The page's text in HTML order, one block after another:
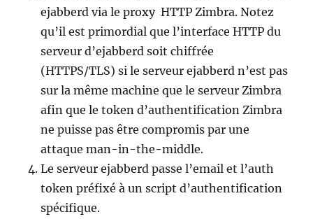
ejabberd via le proxy HTTP Zimbra. Notez
qu’il est primordial que l’interface HTTP du
serveur d’ejabberd soit chiffrée
(HTTPS/TLS) si le serveur ejabberd n’est pas
sur la même machine que le serveur Zimbra
afin que le token d’authentification Zimbra
ne puisse pas être compromis par une
attaque man-in-the-middle.
Le serveur ejabberd passe l’email et l’auth
token préfixé à un script d’authentification
spécifique.